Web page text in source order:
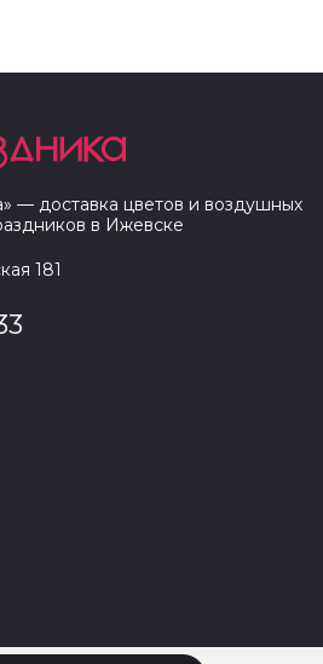
» — доставка цветов и воздушных
в Ижевске
181